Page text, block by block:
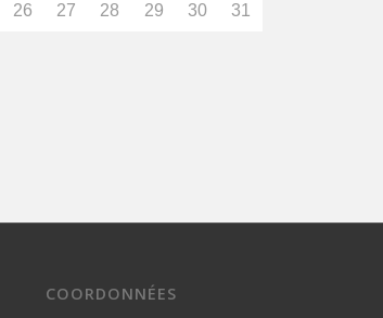
26 27 28 29 30 31
COORDONNÉES